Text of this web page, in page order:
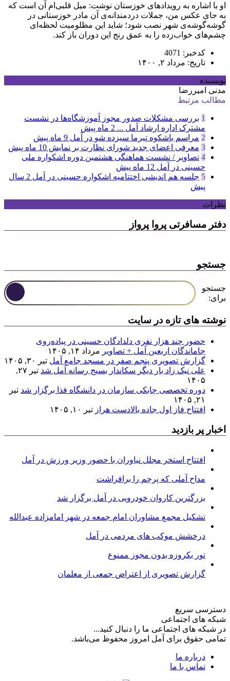
او با اشاره به رویدادهای خوزستان نوشت: میل قلبی‌ام آن است که
به جای عکس من، جملات دردمندانه‌ی آن مادر خوزستانی در
گوشه‌گوشه‌ی شهر نصب شود؛ شاید این مظلومیت لحظه‌ای
چشم‌های خواب‌زده را به عمق رنج این دوران باز کند.
کدخبر: 4071
تاریخ: مرداد ۲, ۱۴۰۰
نویسنده
مدنی امیررضا
مطالب مرتبط
1 بررسی مشکلات صدور مجوز آموزشگاه‌ها در نشست
مشترک اداره ارشاد آمل ... 2 ماه پیش
2 مراسم باشکوه تیرما سیزده شو در آمل 9 ماه پیش
3 معرفی اعضای جدید شورای نظارت بر نمایش 10 ماه پیش
4 تصاویر / نشست هماهنگی هشتمین دوره اشکواره ملی
حسینی در آمل 12 ماه پیش
5 جلسه هم اندیشی اختتامیه اشکواره حسینی در آمل
2 سال
پیش
نظرات
دفتر مسافرتی پروا پرواز
جستجو
جستجو
برای:
نوشته های تازه در سایت
حضور چند هزار نفری دلدادگان حسینی در پیاده‌روی
جاماندگان اربعین آمل + تصاویر مرداد ۱۴, ۱۴۰۵
گزارش تصویری پنجم صفر در مسجد جامع آمل تیر ۳۰, ۱۴۰۵
علی نیک زاد بار دیگر سکاندار بسیج رسانه آمل شد
تیر ۲۷,
۱۴۰۵
دوره تخصصی چابکی سازمان در دانشگاه فذا برگزار شد تیر
۲۱, ۱۴۰۵
افتتاح فاز اول جاده بالادست هراز تیر ۱۰, ۱۴۰۵
اخبار پر بازدید
افتتاح استخر مجلل نیاوران با حضور وزیر ورزش در آمل
مداح آملی که پرچم را برافراشت
بزرگترین کاروان خودرویی در آمل برگزار شد
تشکیل مجمع مشاوران امام جمعه در شهر امامزاده عبدالله
درخشش موکب های مردمی در آمل
تور یکروزه بدون مجوز ممنوع
گزارش تصویری از اعتراض جمعی از معلمان
دسترسی سریع
شبکه های اجتماعی
در شبکه های اجتماعی ما را دنبال کنید...
تمامی حقوق برای آمل امروز محفوظ می‌باشد.
درباره ما
تماس با ما